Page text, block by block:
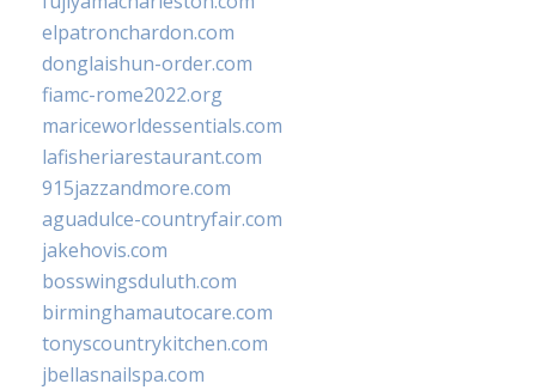
elpatronchardon.com
donglaishun-order.com
fiamc-rome2022.org
mariceworldessentials.com
lafisheriarestaurant.com
915jazzandmore.com
aguadulce-countryfair.com
jakehovis.com
bosswingsduluth.com
birminghamautocare.com
tonyscountrykitchen.com
jbellasnailspa.com